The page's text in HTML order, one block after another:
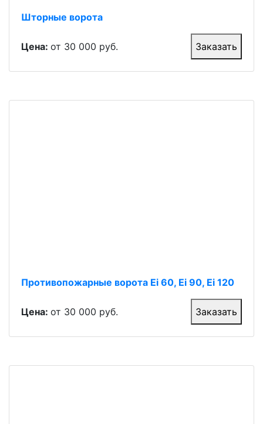
Шторные ворота
Цена: от 30 000 руб. Заказать
Противопожарные ворота Ei 60, Ei 90, Ei 120
Цена: от 30 000 руб. Заказать